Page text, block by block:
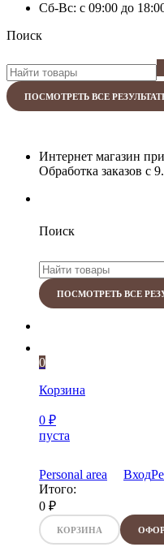
Сб-Вс: с 09:00 до
Поиск
ПОСМОТРЕТЬ ВСЕ
Интернет магазин
Обработка заказов с
Поиск
ПОСМОТРЕТЬ ВСЕ
0
Корзина
0 ₽
пуста
Personal area Вход
Итого:
0 ₽
КОРЗИНА